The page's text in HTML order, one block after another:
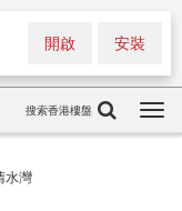
安裝
開啟
搜索香港樓盤
水灣